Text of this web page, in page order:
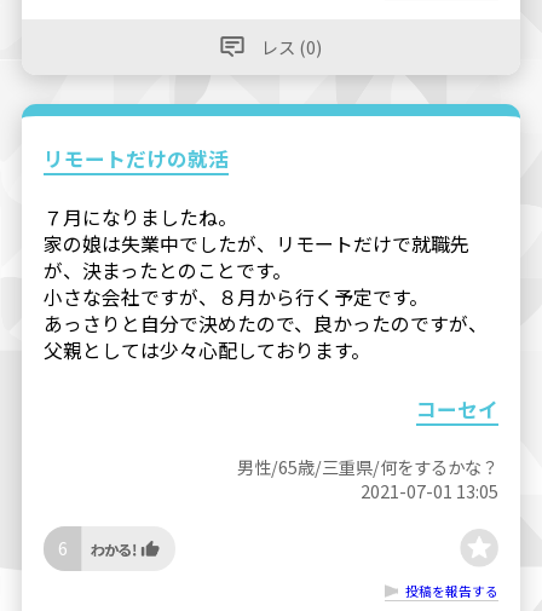
レス (0)
リモートだけの就活
７月になりましたね。
家の娘は失業中でしたが、リモートだけで就職先
が、決まったとのことです。
小さな会社ですが、８月から行く予定です。
あっさりと自分で決めたので、良かったのですが、
父親としては少々心配しております。
コーセイ
男性/65歳/三重県/何をするかな？
2021-07-01 13:05
6
投稿を報告する